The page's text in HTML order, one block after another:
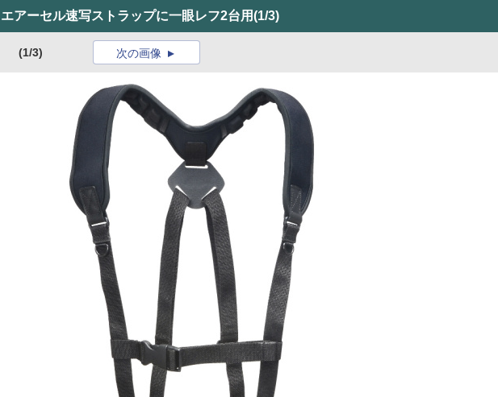
アーセル速写ストラップに一眼レフ2台用(1/3)
(1/3) 次の画像